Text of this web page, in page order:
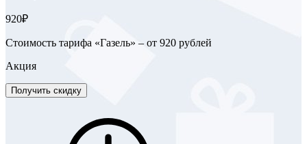
920₽
Стоимость тарифа «Газель» – от 920 рублей
Акция
Получить скидку